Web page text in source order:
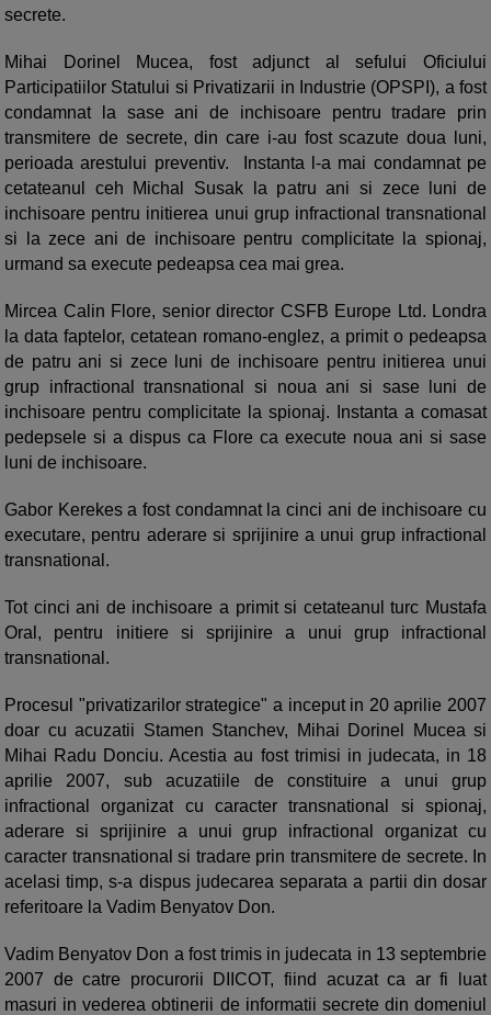
secrete.
Mihai Dorinel Mucea, fost adjunct al sefului Oficiului
Participatiilor Statului si Privatizarii in Industrie (OPSPI), a fost
condamnat la sase ani de inchisoare pentru tradare prin
transmitere de secrete, din care i-au fost scazute doua luni,
perioada arestului preventiv. Instanta l-a mai condamnat pe
cetateanul ceh Michal Susak la patru ani si zece luni de
inchisoare pentru initierea unui grup infractional transnational
si la zece ani de inchisoare pentru complicitate la spionaj,
urmand sa execute pedeapsa cea mai grea.
Mircea Calin Flore, senior director CSFB Europe Ltd. Londra
la data faptelor, cetatean romano-englez, a primit o pedeapsa
de patru ani si zece luni de inchisoare pentru initierea unui
grup infractional transnational si noua ani si sase luni de
inchisoare pentru complicitate la spionaj. Instanta a comasat
pedepsele si a dispus ca Flore ca execute noua ani si sase
luni de inchisoare.
Gabor Kerekes a fost condamnat la cinci ani de inchisoare cu
executare, pentru aderare si sprijinire a unui grup infractional
transnational.
Tot cinci ani de inchisoare a primit si cetateanul turc Mustafa
Oral, pentru initiere si sprijinire a unui grup infractional
transnational.
Procesul "privatizarilor strategice" a inceput in 20 aprilie 2007
doar cu acuzatii Stamen Stanchev, Mihai Dorinel Mucea si
Mihai Radu Donciu. Acestia au fost trimisi in judecata, in 18
aprilie 2007, sub acuzatiile de constituire a unui grup
infractional organizat cu caracter transnational si spionaj,
aderare si sprijinire a unui grup infractional organizat cu
caracter transnational si tradare prin transmitere de secrete. In
acelasi timp, s-a dispus judecarea separata a partii din dosar
referitoare la Vadim Benyatov Don.
Vadim Benyatov Don a fost trimis in judecata in 13 septembrie
2007 de catre procurorii DIICOT, fiind acuzat ca ar fi luat
masuri in vederea obtinerii de informatii secrete din domeniul